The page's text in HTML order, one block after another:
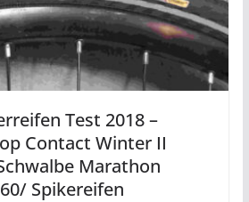
Test 2018 –
Contact Winter II
Marathon
Spikereifen